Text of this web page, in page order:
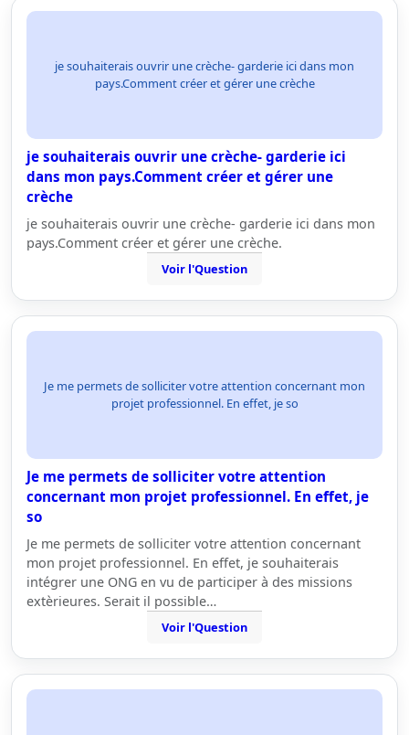
je souhaiterais ouvrir une crèche- garderie ici dans mon
pays.Comment créer et gérer une crèche
je souhaiterais ouvrir une crèche- garderie ici
dans mon pays.Comment créer et gérer une
crèche
je souhaiterais ouvrir une crèche- garderie ici dans mon
pays.Comment créer et gérer une crèche.
Voir l'Question
Je me permets de solliciter votre attention concernant mon
projet professionnel. En effet, je so
Je me permets de solliciter votre attention
concernant mon projet professionnel. En effet, je
so
Je me permets de solliciter votre attention concernant
mon projet professionnel. En effet, je souhaiterais
intégrer une ONG en vu de participer à des missions
extèrieures. Serait il possible…
Voir l'Question